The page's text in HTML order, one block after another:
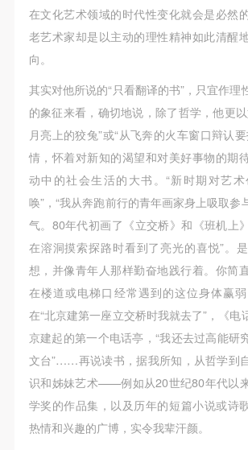
在文化艺术领域的时代性变化就会是必然
老艺术家却是以主动的理性精神如此清醒
向。
其实对他所说的“只看翻译的书”，只宜作理
的象征来看，确切地说，除了哲学，他更
月亮上的狡兔”或“从飞奔的火车窗口辩认
情，怀着对新知的渴望和对美好事物的期
动中的社会生活的大书。“新时期对艺
唤”，“我从奔跑前行的青年画家身上吸取参
气。80年代初画了《立交桥》和《班机上
在溶洞摸索探路时看到了亮光的喜悦”。
想，并像青年人那样勤奋地践行着。你简
在楼道或电梯口经常遇到的这位身体赢
在“北京建第一座立交桥时我就去了”，《电
京建起的第一个电话亭，“我还去过高能研
文台”……再说读书，据我所知，从哲学到
识和姊妹艺术——例如从20世纪80年代以
学奖的作品集，以及历年的短篇小说或
热情和兴趣的广博，实令我辈汗颜。
（3）、乙方为甲方拍摄中央美术学院
（1）、拍摄内容 乙方拍摄的带有甲
容包括：①中央美术学院美术馆②中
内○3由中央美术学院公共教育部策划
动。
（2）、使用形式 用于中央美术学院
附带光盘及宣传资料。
（3）、使用地域范围
适用地域范围包括国内和国外。
使用肖像的媒介限于不损害甲方肖像
（如杂志、网络等）。
三、肖像权使用期限
永久使用。
四、许可使用费用
带有甲方肖像作品的拍摄费用由乙方
乙方于拍摄完带有甲方肖像的作品无
费用。
（3）、乙方为甲方拍摄中央美术学院
（1）、拍摄内容 乙方拍摄的带有甲
容包括：①中央美术学院美术馆②中
内○3由中央美术学院公共教育部策划
动。
（2）、使用形式 用于中央美术学院
附带光盘及宣传资料。
（3）、使用地域范围
适用地域范围包括国内和国外。
使用肖像的媒介限于不损害甲方肖像
（如杂志、网络等）。
三、肖像权使用期限
永久使用。
四、许可使用费用
带有甲方肖像作品的拍摄费用由乙方
乙方于拍摄完带有甲方肖像的作品无
费用。
（3）、乙方为甲方拍摄中央美术学院
（1）、拍摄内容 乙方拍摄的带有甲
容包括：①中央美术学院美术馆②中
内○3由中央美术学院公共教育部策划
动。
（2）、使用形式 用于中央美术学院
附带光盘及宣传资料。
（3）、使用地域范围
适用地域范围包括国内和国外。
使用肖像的媒介限于不损害甲方肖像
（如杂志、网络等）。
三、肖像权使用期限
永久使用。
四、许可使用费用
带有甲方肖像作品的拍摄费用由乙方
乙方于拍摄完带有甲方肖像的作品无
费用。